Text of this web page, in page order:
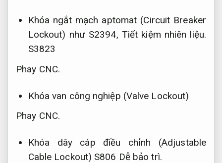
Khóa ngắt mạch aptomat (Circuit Breaker
Lockout) như S2394, Tiết kiệm nhiên liệu.
S3823
Phay CNC.
Khóa van công nghiệp (Valve Lockout)
Phay CNC.
Khóa dây cáp điều chỉnh (Adjustable
Cable Lockout) S806 Dễ bảo trì.